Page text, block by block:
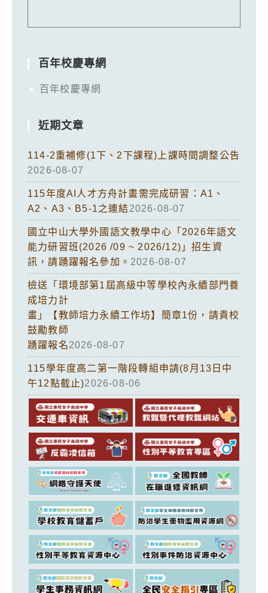
百年校慶專網
百年校慶專網
近期文章
114-2重補修(1下、2下課程)上課時間調整公告
2026-08-07
115年度AI人才方舟計畫需完成研習：A1、
A2、A3、B5-1之連結2026-08-07
國立中山大學外國語文教學中心「2026年語文
能力研習班(2026 /09 ~ 2026/12)」招生資
訊，請踴躍報名參加。 2026-08-07
檢送「環境部第1屆高級中等學校內永續部門養
成培力計
畫」【教師培力永續工作坊】簡章1份，請貴校
鼓勵教師
踴躍報名2026-08-07
115學年度高二第一階段轉組申請(8月13日中
午12點截止)2026-08-06